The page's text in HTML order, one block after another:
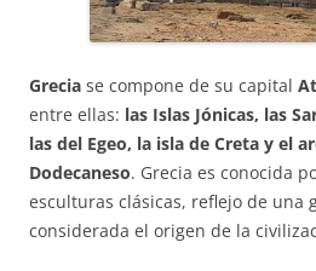
Grecia se compone de su capital
entre ellas: las Islas Jónicas, las
las del Egeo, la isla de Creta y el
Dodecaneso. Grecia es conocida
esculturas clásicas, reflejo de una
considerada el origen de la